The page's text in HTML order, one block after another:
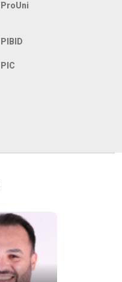
ProUni
PIBID
PIC